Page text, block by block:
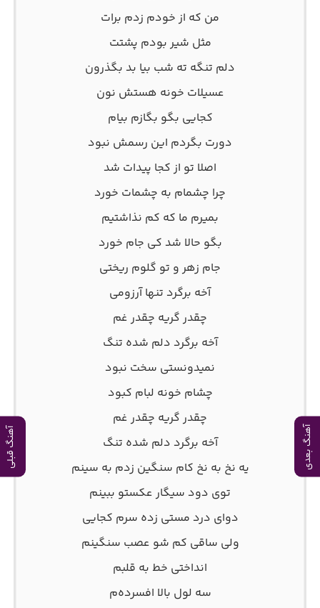
آهنگ بعدی آهنگ قبلی
من که از خودم زدم برات
مثل شیر بودم پشتت
دلم تنگه ته شب بیا بد بگذرون
عسیلات خونه هستش نون
کجایی بگو بگازم بیام
دورت بگردم این رسمش نبود
اصلا تو از کجا پیدات شد
چرا چشمام به چشمات خورد
بمیرم ما که کم نذاشتیم
بگو حالا شد کی جام خورد
جام زهر و تو گلوم ریختی
آخه برگرد تنها آرزومی
چقدر گریه چقدر غم
آخه برگرد دلم شده تنگ
نمیدونستی سخت نبود
چشام خونه لبام کبود
چقدر گریه چقدر غم
آخه برگرد دلم شده تنگ
یه نخ به نخ کام سنگین زدم به سینم
توی دود سیگار عکستو ببینم
دوای درد مستی زده سرم کجایی
ولی ساقی کم شو عصب سنگینم
انداختی خط به قلبم
سه لول بالا افسرده‌م